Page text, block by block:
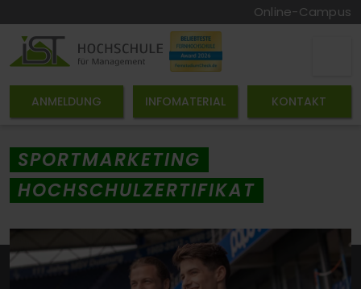
Online-Campus
ANMELDUNG INFOMATERIAL KONTAKT
SPORTMARKETING
HOCHSCHULZERTIFIKAT